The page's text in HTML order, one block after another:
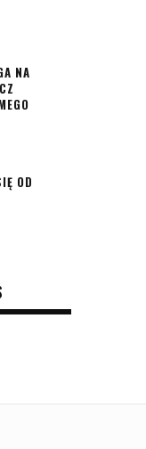
NA
OD